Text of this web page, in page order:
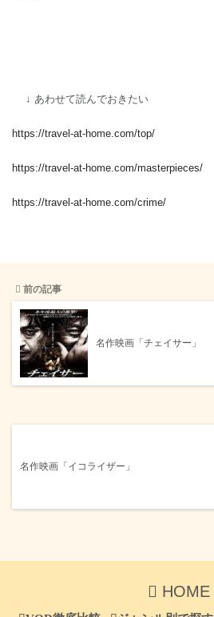
↓ あわせて読んでおきたい
https://travel-at-home.com/top/
https://travel-at-home.com/masterpieces/
https://travel-at-home.com/crime/
前の記事
名作映画「チェイサー」
名作映画「イコライザー」
HOME